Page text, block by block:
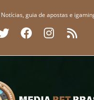
guia de apostas e